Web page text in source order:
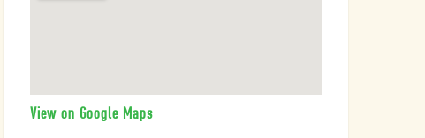
View on Google Maps